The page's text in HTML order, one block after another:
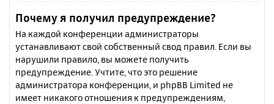
Почему я получил предупреждение?
На каждой конференции администраторы
устанавливают свой собственный свод правил. Если вы
нарушили правило, вы можете получить
предупреждение. Учтите, что это решение
администратора конференции, и phpBB Limited не
имеет никакого отношения к предупреждениям,